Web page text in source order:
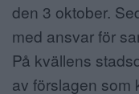
den 3 oktober.
med ansvar för
På kvällens
av förslagen som